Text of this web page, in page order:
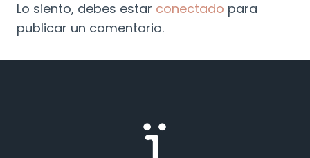
Lo siento, debes estar conectado para
publicar un comentario.